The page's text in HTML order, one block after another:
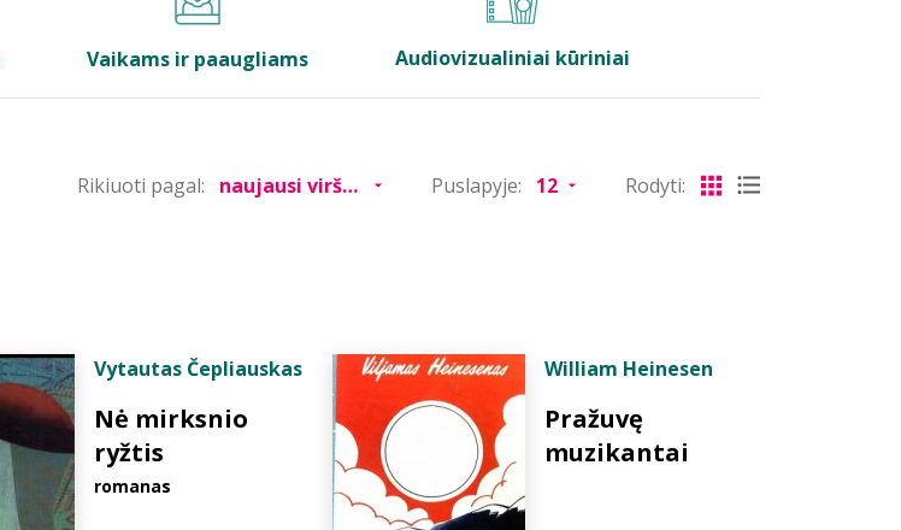
Vaikams ir paaugliams Audiovizualiniai kūriniai
Rikiuoti pagal: Puslapyje: Rodyti:
Vytautas Čepliauskas
Nė mirksnio
ryžtis
romanas
William Heinesen
Pražuvę
muzikantai